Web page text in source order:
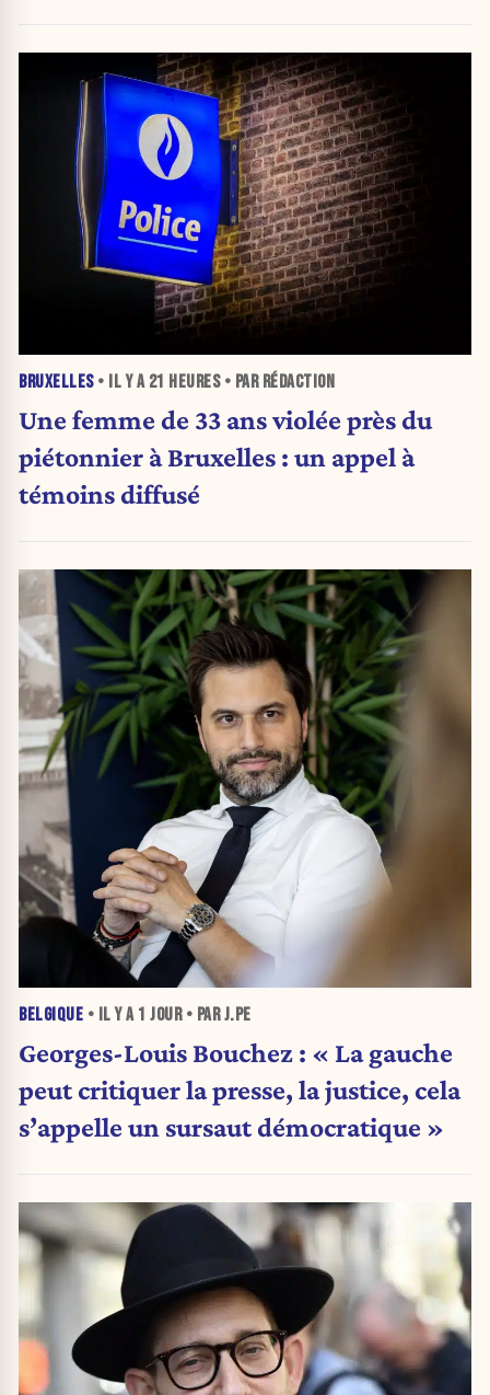
BRUXELLES• IL Y A 21 HEURES• PAR RÉDACTION
Une femme de 33 ans violée près du
piétonnier à Bruxelles : un appel à
témoins diffusé
BELGIQUE • IL Y A 1 JOUR• PAR J.PE
Georges-Louis Bouchez : « La gauche
peut critiquer la presse, la justice, cela
s’appelle un sursaut démocratique »